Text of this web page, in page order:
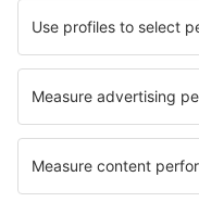
Ubytování in Lussault-sur-
Ubytování v Dánsku